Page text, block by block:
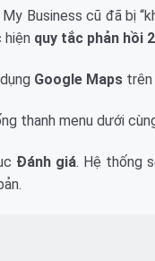
Business cũ đã bị
quy tắc phản hồi
Google Mapstrên
thanh menu dưới
Đánh giá. Hệ thống